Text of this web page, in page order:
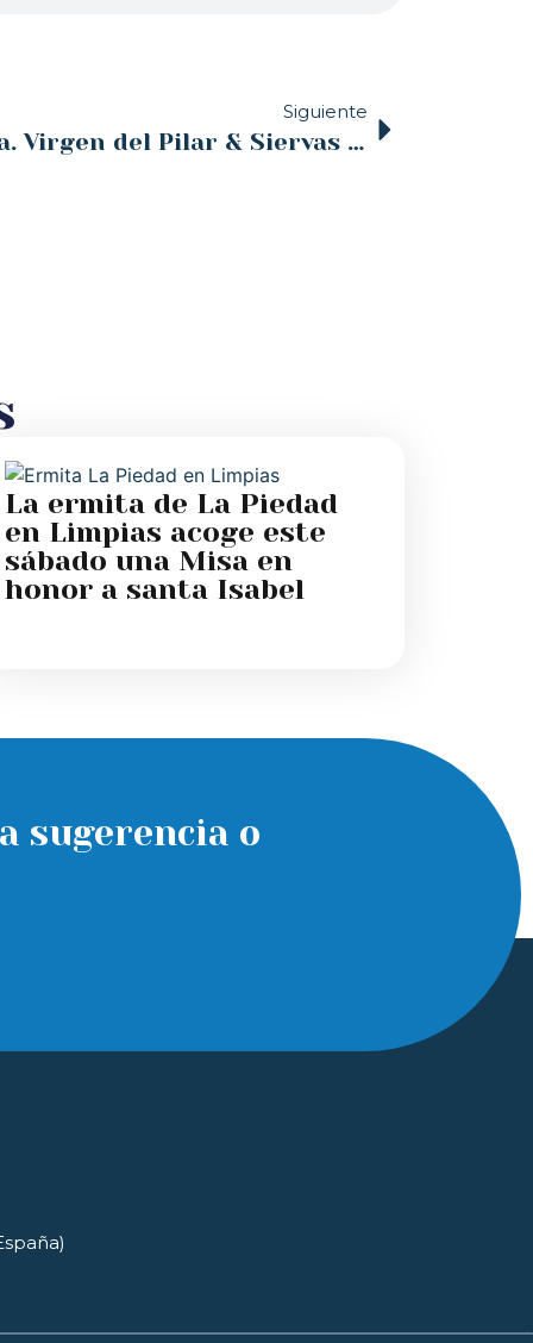
Siguiente
Iglesia Noticia | Nª Sra. Virgen del Pilar & Siervas de los Corazones Traspasados de Jesús y María | 12 de octubre
La ermita de La Piedad
en Limpias acoge este
sábado una Misa en
honor a santa Isabel
sugerencia o